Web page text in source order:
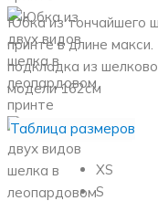
Юбка из тончайшего
принте в длине
подкладка из
модели 162см
Таблица размеров
XS
S